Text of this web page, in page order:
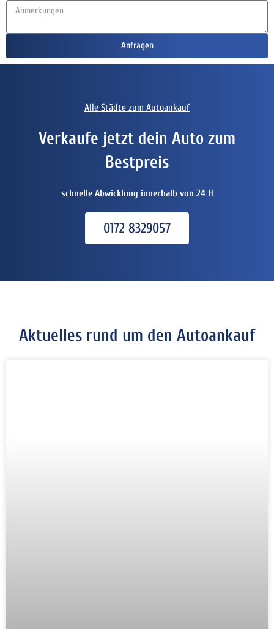
Anfragen
Alle Städte zum Autoankauf
Verkaufe jetzt dein Auto zum
Bestpreis
schnelle Abwicklung innerhalb von 24 H
0172 8329057
Aktuelles rund um den Autoankauf